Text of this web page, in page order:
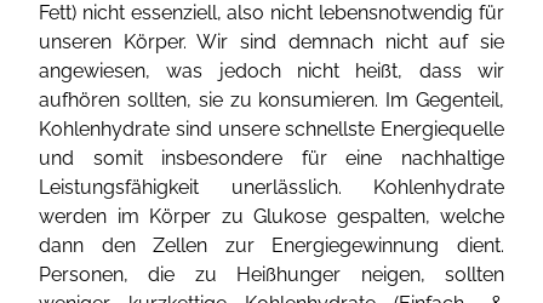
Fett) nicht essenziell, also nicht lebensnotwendig für
unseren Körper. Wir sind demnach nicht auf sie
angewiesen, was jedoch nicht heißt, dass wir
aufhören sollten, sie zu konsumieren. Im Gegenteil,
Kohlenhydrate sind unsere schnellste Energiequelle
und somit insbesondere für eine nachhaltige
Leistungsfähigkeit unerlässlich. Kohlenhydrate
werden im Körper zu Glukose gespalten, welche
dann den Zellen zur Energiegewinnung dient.
Personen, die zu Heißhunger neigen, sollten